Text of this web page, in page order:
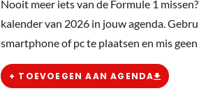
Nooit meer iets van de Formule 1
kalender van 2026 in jouw agenda.
smartphone of pc te plaatsen en mis
+ TOEVOEGEN AAN AGENDA